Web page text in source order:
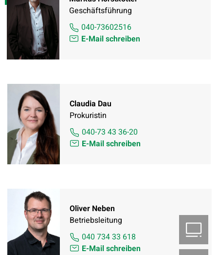
Geschäftsführung
040-73602516
E-Mail schreiben
Claudia Dau
Prokuristin
040-73 43 36-20
E-Mail schreiben
Oliver Neben
Betriebsleitung
040 734 33 618
E-Mail schreiben